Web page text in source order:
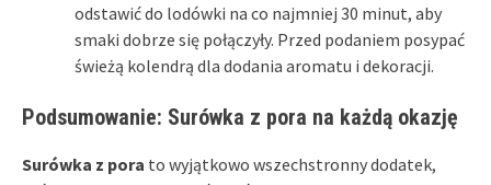
odstawić do lodówki na co najmniej 30 minut, aby
smaki dobrze się połączyły. Przed podaniem posypać
świeżą kolendrą dla dodania aromatu i dekoracji.
Podsumowanie: Surówka z pora na każdą okazję
Surówka z pora to wyjątkowo wszechstronny dodatek,